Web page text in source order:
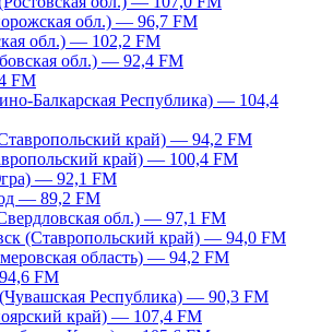
обл.) — 96,7 FM
обл.) — 102,2 FM
обл.) — 92,4 FM
FM
Балкарская Республика) — 104,4
край) — 94,2 FM
край) — 100,4 FM
— 92,1 FM
— 89,2 FM
обл.) — 97,1 FM
(Ставропольский край) — 94,0 FM
область) — 94,2 FM
FM
Республика) — 90,3 FM
край) — 107,4 FM